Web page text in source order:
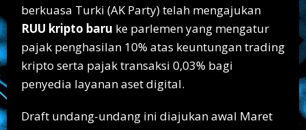
berkuasa Turki (AK Party) telah mengajukan
RUU kripto baru ke parlemen yang mengatur
pajak penghasilan 10% atas keuntungan trading
kripto serta pajak transaksi 0,03% bagi
penyedia layanan aset digital.
Draft undang-undang ini diajukan awal Maret